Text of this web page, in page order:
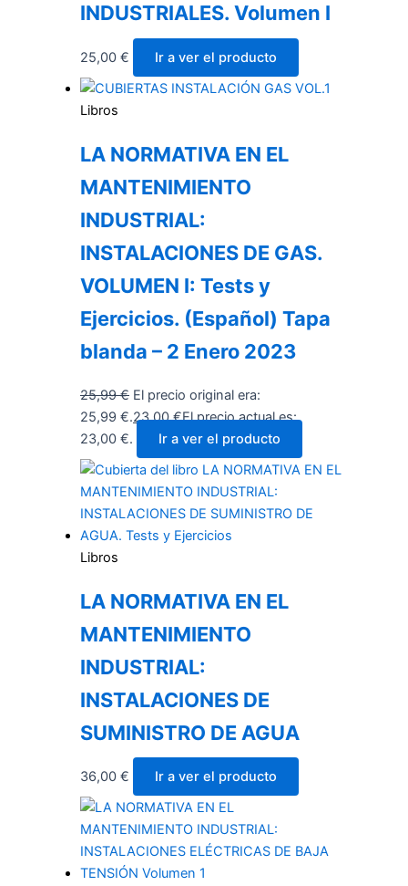
INDUSTRIALES. Volumen I
25,00 € Ir a ver el producto
Libros
LA NORMATIVA EN EL
MANTENIMIENTO
INDUSTRIAL:
INSTALACIONES DE GAS.
VOLUMEN I: Tests y
Ejercicios. (Español) Tapa
blanda – 2 Enero 2023
25,99€ El precio original era:
25,99 €.23,00€El precio actual es:
23,00 €.
Ir a ver el producto
Libros
LA NORMATIVA EN EL
MANTENIMIENTO
INDUSTRIAL:
INSTALACIONES DE
SUMINISTRO DE AGUA
36,00 € Ir a ver el producto